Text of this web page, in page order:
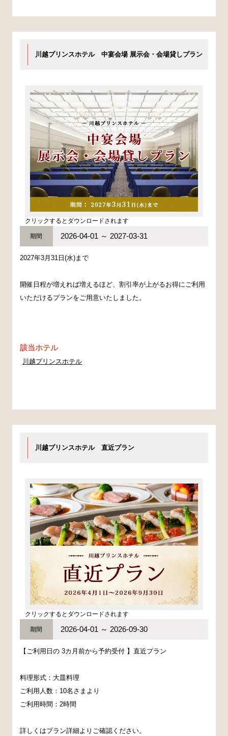
川越プリンスホテル 中宴会場 展示会・会場貸しプラン
クリックするとダウンロードされます
期間 2026-04-01 ～ 2027-03-31
2027年3月31日(水)まで
開催日程が増えれば増えるほど、割引率が上がるお得にご利用
いただけるプランをご用意いたしました。
該当ホテル
川越プリンスホテル
川越プリンスホテル 直近プラン
クリックするとダウンロードされます
期間 2026-04-01 ～ 2026-09-30
【ご利用日の 3カ月前から予約受付 】直近プラン
料理形式：大皿料理
ご利用人数：10名さまより
ご利用時間：2時間
詳しくはプラン詳細よりご確認ください。